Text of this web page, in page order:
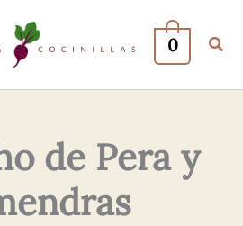
0
de Pera y